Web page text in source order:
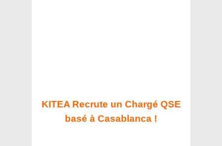
KITEA Recrute un Chargé QSE
basé à Casablanca !